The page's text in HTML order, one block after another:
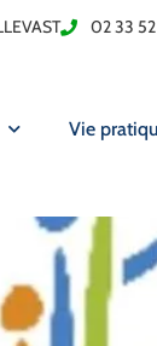
02 33
Vie